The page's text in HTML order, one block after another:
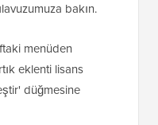
bakın.
menüden
eklenti lisans
düğmesine